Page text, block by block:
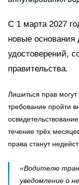
С 1 марта 2027
новые основания
удостоверений,
правительства.
Лишиться прав
требование пройти
течение трёх
права станут
«Водителю
уведомление о